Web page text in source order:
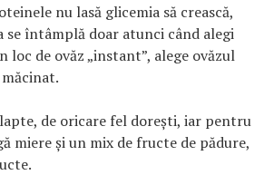
nu lasă glicemia să crească,
se întâmplă doar atunci când alegi
de ovăz „instant”, alege ovăzul
de oricare fel dorești, iar pentru
miere și un mix de fructe de pădure,